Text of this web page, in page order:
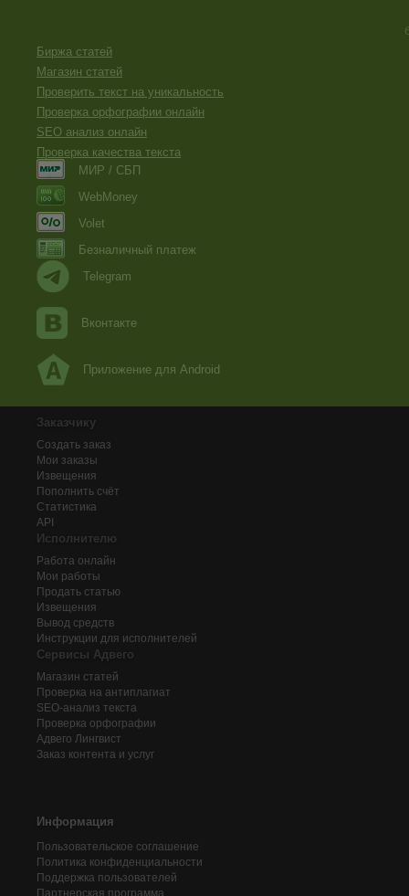
Биржа статей
Магазин статей
Проверить текст на уникальность
Проверка орфографии онлайн
SEO анализ онлайн
Проверка качества текста
МИР / СБП
WebMoney
Volet
Безналичный платеж
Telegram
Вконтакте
Приложение для Android
Заказчику
Создать заказ
Мои заказы
Извещения
Пополнить счёт
Статистика
API
Исполнителю
Работа онлайн
Мои работы
Продать статью
Извещения
Вывод средств
Инструкции для исполнителей
Сервисы Адвего
Магазин статей
Проверка на антиплагиат
SEO-анализ текста
Проверка орфографии
Адвего Лингвист
Заказ контента и услуг
Информация
Пользовательское соглашение
Политика конфиденциальности
Поддержка пользователей
Партнерская программа